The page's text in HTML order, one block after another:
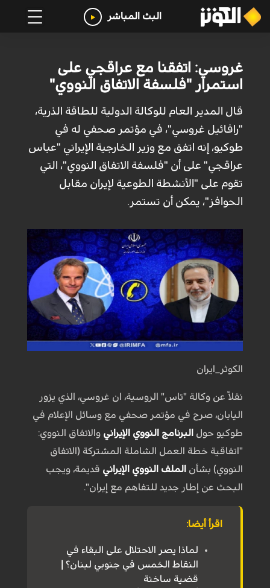
البث المباشر
غروسي: اتفقنا مع عراقجي على
استمرار "فلسفة الاتفاق النووي"
قال المدير العام للوكالة الدولية للطاقة الذرية،
"رافائيل غروسي"، في مؤتمر صحفي له في
طوكيو، إنه اتفق مع وزير الخارجية الإيراني "عباس
عراقجي" على أن "فلسفة الاتفاق النووي"، التي
تقوم على "الأنشطة الطوعية لإيران مقابل
الحوافز"، يمكن أن تستمر.
الكوثر_ايران
نقلاً عن وكالة "تاس" الروسية، ان غروسي، الذي يزور
اليابان، صرح في مؤتمر صحفي مع وسائل الإعلام في
طوكيو حول البرنامج النووي الإيراني والاتفاق النووي:
"اتفاقية خطة العمل الشاملة المشتركة (الاتفاق
النووي) بشأن الملف النووي الإيراني قديمة، ويجب
البحث عن إطار جديد للتفاهم مع إيران".
اقرأ أيضا:
لماذا يصر الاحتلال على البقاء في
النقاط الخمس في جنوبي لبنان؟ |
قضية ساخنة